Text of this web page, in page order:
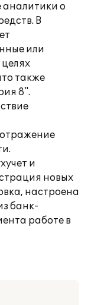
аналитики о
В
или
также
8".
и
новых
настроена
банк-
работе в